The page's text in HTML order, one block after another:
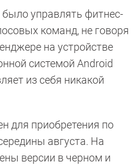
управлять фитнес-
команд, не говоря
на устройстве
системой Android
из себя никакой
для приобретения по
августа. На
версии в черном и